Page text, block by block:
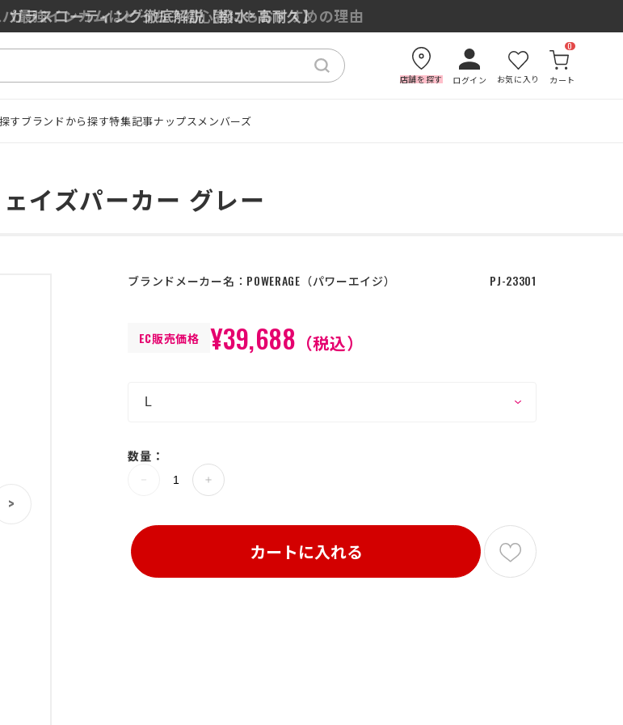
ガラスコーティング徹底解説【撥水×高耐久】
パ最強インカムはどっち？初心者にもおすすめの理由
店舗を探す ログイン お気に入り カート
0
すブランドから探す特集記事ナップスメンバーズ
イズパーカー グレー
>
ブランドメーカー名： POWERAGE パワーエイジ PJ-23301
EC販売価格 ¥39,688 （税込）
数量：
カートに入れる